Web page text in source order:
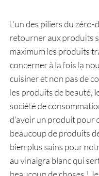
L’un des piliers du
retourner aux produits
maximum les produits
concerner à la fois la
cuisiner et non pas de
les produits de beauté,
société de
d’avoir un produit pour
beaucoup de produits
bien plus sains pour
au vinaigra blanc qui